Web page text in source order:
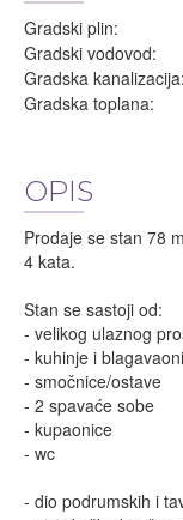
Gradski plin:
Gradski vodovod:
Gradska kanalizacija:
Gradska toplana:
OPIS
Prodaje se stan 78
4 kata.
Stan se sastoji od:
- velikog ulaznog
- kuhinje i
- smočnice/ostave
- 2 spavaće sobe
- kupaonice
- wc
- dio podrumskih i